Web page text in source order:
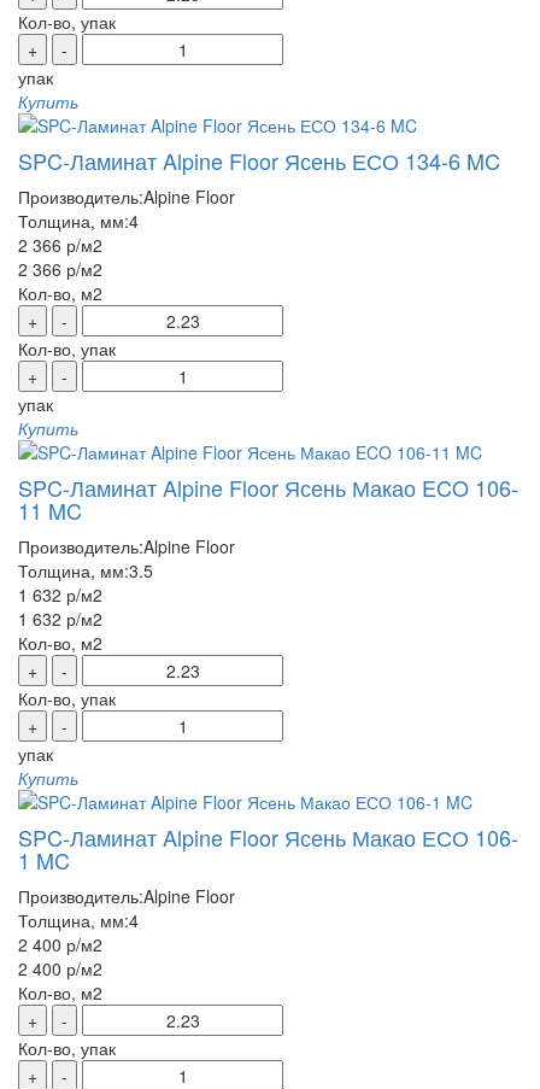
Кол-во, упак
+
-
упак
Купить
SPC-Ламинат Alpine Floor Ясень ЕСО 134-6 MC
Производитель:Alpine Floor
Толщина, мм:4
2 366 р/м2
2 366 р/м2
Кол-во, м2
+
-
Кол-во, упак
+
-
упак
Купить
SPC-Ламинат Alpine Floor Ясень Макао ECO 106-
11 MC
Производитель:Alpine Floor
Толщина, мм:3.5
1 632 р/м2
1 632 р/м2
Кол-во, м2
+
-
Кол-во, упак
+
-
упак
Купить
SPC-Ламинат Alpine Floor Ясень Макао ЕСО 106-
1 MC
Производитель:Alpine Floor
Толщина, мм:4
2 400 р/м2
2 400 р/м2
Кол-во, м2
+
-
Кол-во, упак
+
-